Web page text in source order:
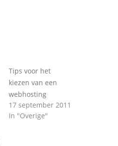
Tips voor het
kiezen van een
webhosting
17 september 2011
In "Overige"